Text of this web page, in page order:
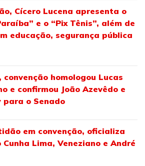
Cícero Lucena apresenta o
e o “Pix Tênis”, além de
educação, segurança pública
homologou Lucas
e confirmou João Azevêdo e
para o Senado
em convenção, oficializa
Lima, Veneziano e André